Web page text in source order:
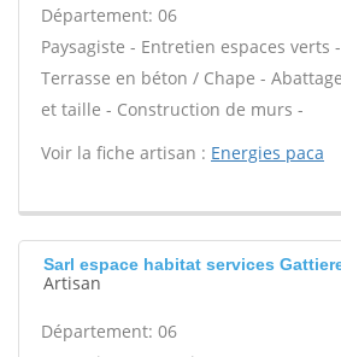
Département: 06
Paysagiste - Entretien espaces verts
Terrasse en béton / Chape -
et taille - Construction de murs -
Voir la fiche artisan : Energies paca
Sarl espace habitat services
Artisan
Département: 06